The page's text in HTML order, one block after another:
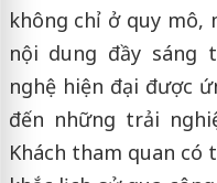
không chỉ ở quy mô,
nội dung đầy sáng
nghệ hiện đại được
đến những trải
Khách tham quan có